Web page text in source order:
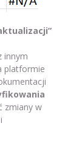
innym
platformie
zmiany w
i